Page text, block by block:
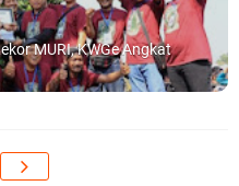
MURI, KWGe Angkat